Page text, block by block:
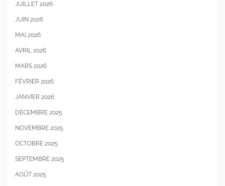
JUILLET 2026
JUIN 2026
MAI 2026
AVRIL 2026
MARS 2026
FÉVRIER 2026
JANVIER 2026
DÉCEMBRE 2025
NOVEMBRE 2025
OCTOBRE 2025
SEPTEMBRE 2025
AOÛT 2025